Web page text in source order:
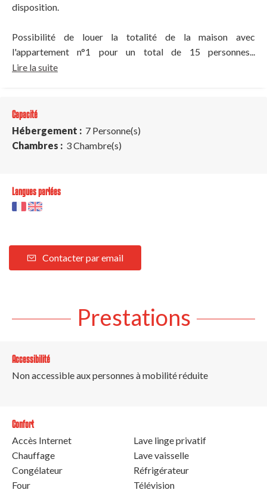
disposition.
Possibilité de louer la totalité de la maison avec
l'appartement n°1 pour un total de 15 personnes...
Lire la suite
Capacité
Hébergement : 7 Personne(s)
Chambres : 3 Chambre(s)
Langues parlées
Contacter par email
Prestations
Accessibilité
Non accessible aux personnes à mobilité réduite
Confort
Accès Internet
Chauffage
Congélateur
Four
Lave linge privatif
Lave vaisselle
Réfrigérateur
Télévision